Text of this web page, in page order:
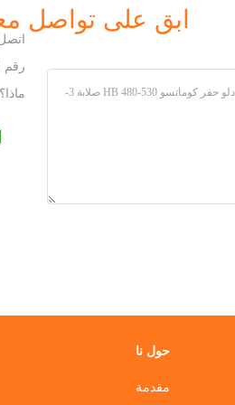
ابق على تواصل
رقم
حول نا
مقدمة